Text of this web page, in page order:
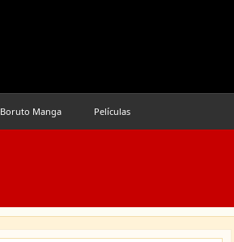
Boruto Manga Películas